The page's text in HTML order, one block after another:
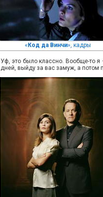
« Код да Винчи», кадры
Уф, это было классно. Вообще-то
дней, выйду за вас замуж, а потом